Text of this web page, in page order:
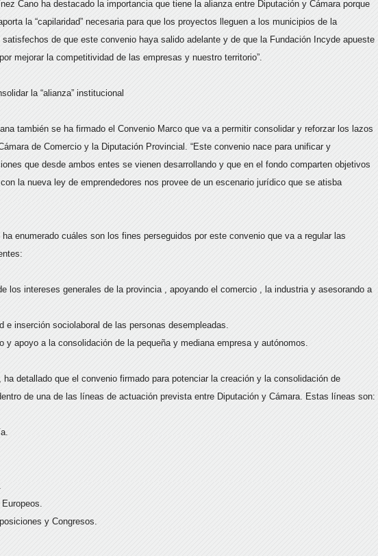
Cano ha destacado la importancia que tiene la alianza entre Diputación y Cámara porque
la “capilaridad” necesaria para que los proyectos lleguen a los municipios de la
de que este convenio haya salido adelante y de que la Fundación Incyde apueste
mejorar la competitividad de las empresas y nuestro territorio”.
la “alianza” institucional
también se ha firmado el Convenio Marco que va a permitir consolidar y reforzar los lazos
de Comercio y la Diputación Provincial. “Este convenio nace para unificar y
que desde ambos entes se vienen desarrollando y que en el fondo comparten objetivos
la nueva ley de emprendedores nos provee de un escenario jurídico que se atisba
enumerado cuáles son los fines perseguidos por este convenio que va a regular las
los intereses generales de la provincia , apoyando el comercio , la industria y asesorando a
e inserción sociolaboral de las personas desempleadas.
y apoyo a la consolidación de la pequeña y mediana empresa y autónomos.
detallado que el convenio firmado para potenciar la creación y la consolidación de
de una de las líneas de actuación prevista entre Diputación y Cámara. Estas líneas son:
y Congresos.